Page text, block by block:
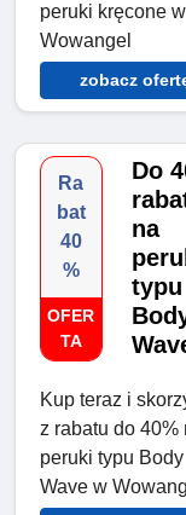
peruki kręcone w
Wowangel
zobacz
Ra
bat
40
%
OFER
TA
Do
na
typu
Kup teraz i
z rabatu do 40%
peruki typu Body
Wave w